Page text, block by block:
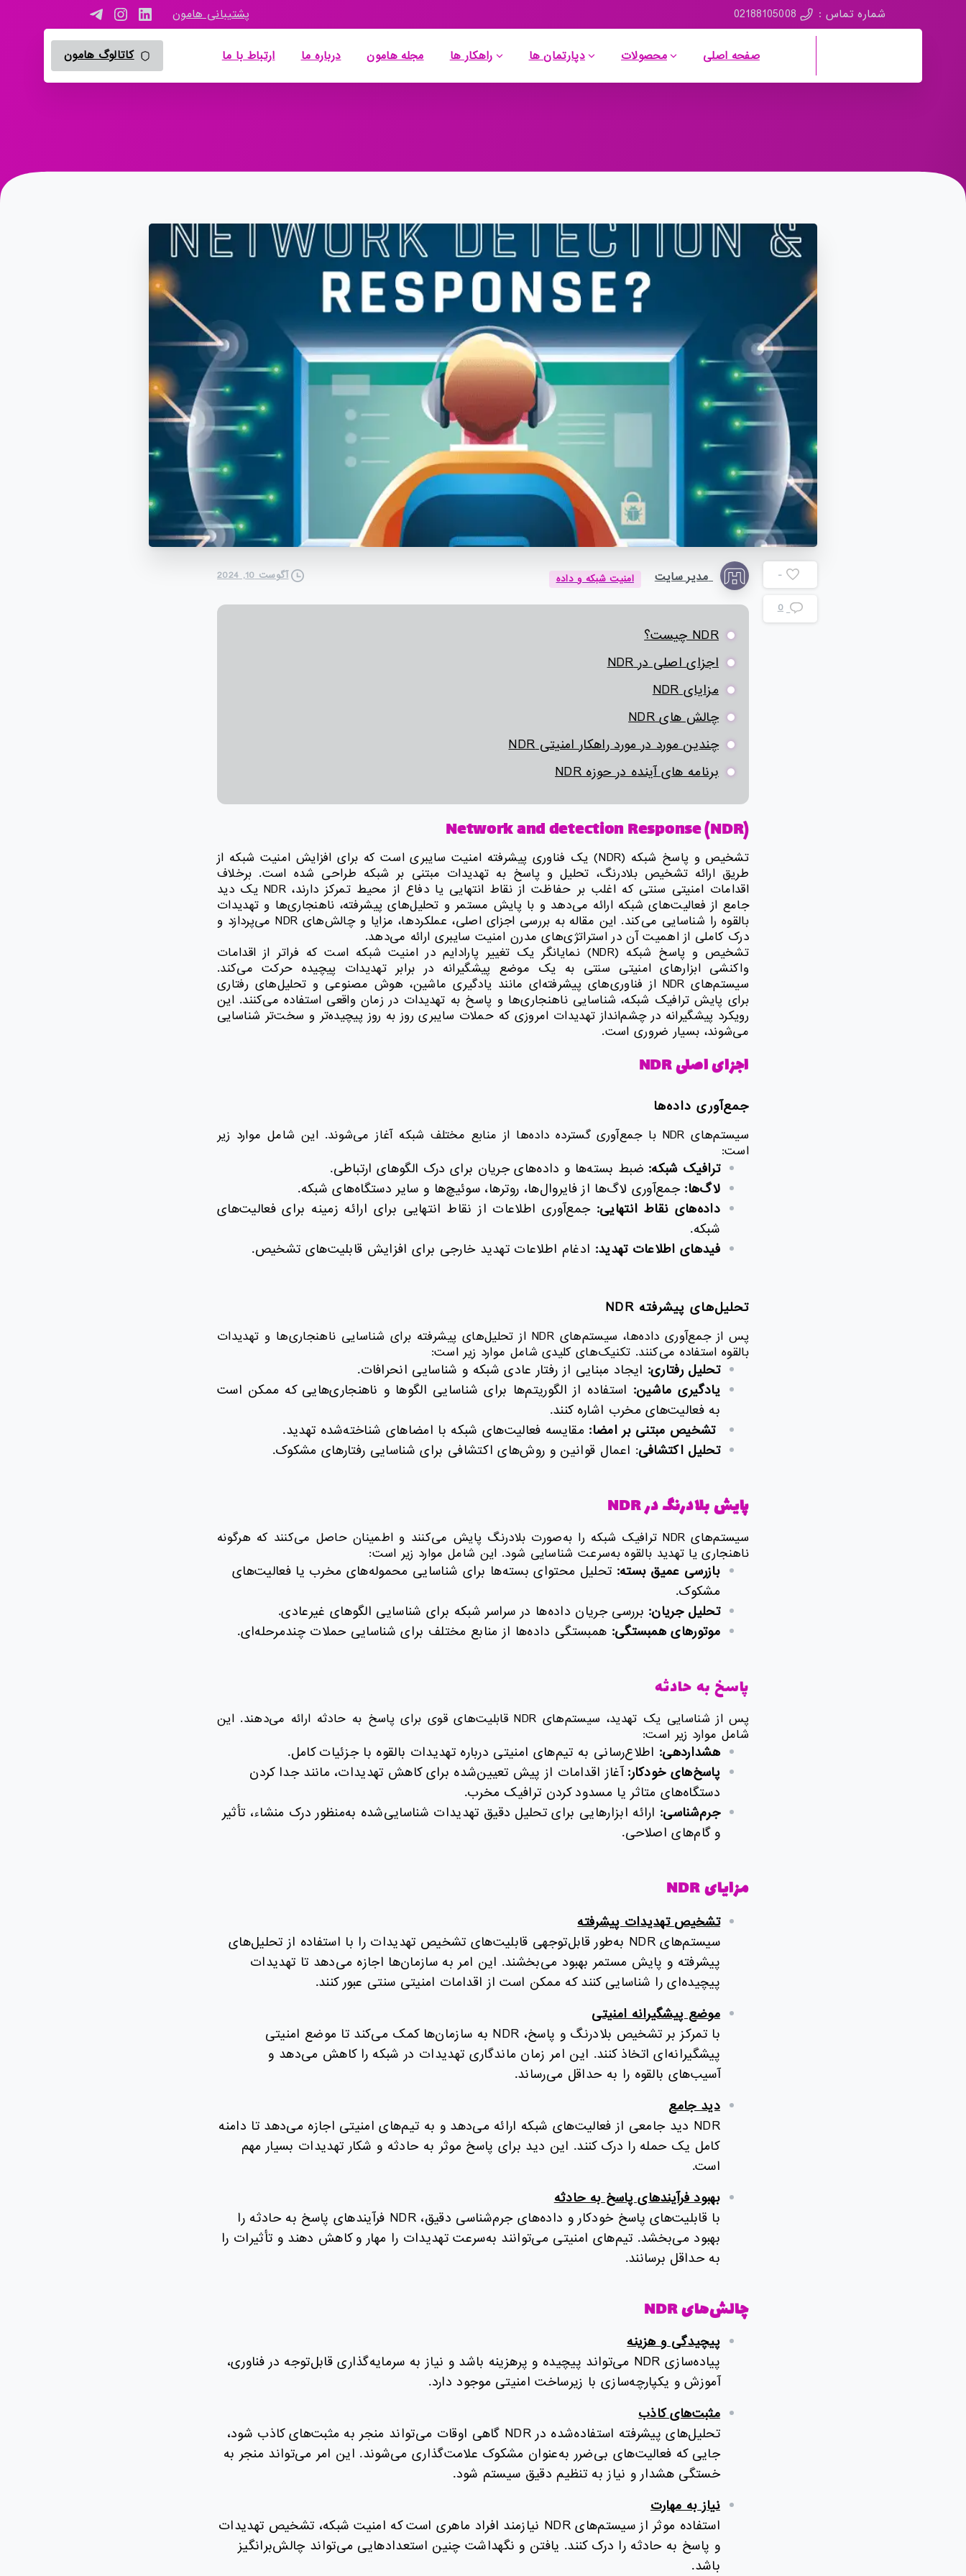
شماره تماس : 02188105008 پشتیبانی هامون
صفحه اصلی محصولات دپارتمان ها راهکار ها مجله هامون درباره ما ارتباط با ما کاتالوگ هامون
-
0
مدیر سایت امنیت شبکه و داده آگوست 10, 2024
NDR چیست؟
اجزای اصلی در NDR
مزایای NDR
چالش های NDR
چندین مورد در مورد راهکار امنیتی NDR
برنامه های آینده در حوزه NDR
Network and detection Response (NDR)
تشخیص و پاسخ شبکه (NDR) یک فناوری پیشرفته امنیت سایبری است که برای افزایش امنیت شبکه از
طریق ارائه تشخیص بلادرنگ، تحلیل و پاسخ به تهدیدات مبتنی بر شبکه طراحی شده است. برخلاف
اقدامات امنیتی سنتی که اغلب بر حفاظت از نقاط انتهایی یا دفاع از محیط تمرکز دارند، NDR یک دید
جامع از فعالیت‌های شبکه ارائه می‌دهد و با پایش مستمر و تحلیل‌های پیشرفته، ناهنجاری‌ها و تهدیدات
بالقوه را شناسایی می‌کند. این مقاله به بررسی اجزای اصلی، عملکردها، مزایا و چالش‌های NDR می‌پردازد و
درک کاملی از اهمیت آن در استراتژی‌های مدرن امنیت سایبری ارائه می‌دهد.
تشخیص و پاسخ شبکه (NDR) نمایانگر یک تغییر پارادایم در امنیت شبکه است که فراتر از اقدامات
واکنشی ابزارهای امنیتی سنتی به یک موضع پیشگیرانه در برابر تهدیدات پیچیده حرکت می‌کند.
سیستم‌های NDR از فناوری‌های پیشرفته‌ای مانند یادگیری ماشین، هوش مصنوعی و تحلیل‌های رفتاری
برای پایش ترافیک شبکه، شناسایی ناهنجاری‌ها و پاسخ به تهدیدات در زمان واقعی استفاده می‌کنند. این
رویکرد پیشگیرانه در چشم‌انداز تهدیدات امروزی که حملات سایبری روز به روز پیچیده‌تر و سخت‌تر شناسایی
می‌شوند، بسیار ضروری است.
اجزای اصلیNDR
جمع‌آوری داده‌ها
سیستم‌های NDR با جمع‌آوری گسترده داده‌ها از منابع مختلف شبکه آغاز می‌شوند. این شامل موارد زیر
است:
ترافیک شبکه: ضبط بسته‌ها و داده‌های جریان برای درک الگوهای ارتباطی.
لاگ‌ها: جمع‌آوری لاگ‌ها از فایروال‌ها، روترها، سوئیچ‌ها و سایر دستگاه‌های شبکه.
داده‌های نقاط انتهایی: جمع‌آوری اطلاعات از نقاط انتهایی برای ارائه زمینه برای فعالیت‌های
شبکه.
فیدهای اطلاعات تهدید: ادغام اطلاعات تهدید خارجی برای افزایش قابلیت‌های تشخیص.
تحلیل‌های پیشرفته NDR
پس از جمع‌آوری داده‌ها، سیستم‌های NDR از تحلیل‌های پیشرفته برای شناسایی ناهنجاری‌ها و تهدیدات
بالقوه استفاده می‌کنند. تکنیک‌های کلیدی شامل موارد زیر است:
تحلیل رفتاری: ایجاد مبنایی از رفتار عادی شبکه و شناسایی انحرافات.
یادگیری ماشین: استفاده از الگوریتم‌ها برای شناسایی الگوها و ناهنجاری‌هایی که ممکن است
به فعالیت‌های مخرب اشاره کنند.
تشخیص مبتنی بر امضا: مقایسه فعالیت‌های شبکه با امضاهای شناخته‌شده تهدید.
تحلیل اکتشافی: اعمال قوانین و روش‌های اکتشافی برای شناسایی رفتارهای مشکوک.
پایش بلادرنگ در NDR
سیستم‌های NDR ترافیک شبکه را به‌صورت بلادرنگ پایش می‌کنند و اطمینان حاصل می‌کنند که هرگونه
ناهنجاری یا تهدید بالقوه به‌سرعت شناسایی شود. این شامل موارد زیر است:
بازرسی عمیق بسته: تحلیل محتوای بسته‌ها برای شناسایی محموله‌های مخرب یا فعالیت‌های
مشکوک.
تحلیل جریان: بررسی جریان داده‌ها در سراسر شبکه برای شناسایی الگوهای غیرعادی.
موتورهای همبستگی: همبستگی داده‌ها از منابع مختلف برای شناسایی حملات چندمرحله‌ای.
پاسخ به حادثه
پس از شناسایی یک تهدید، سیستم‌های NDR قابلیت‌های قوی برای پاسخ به حادثه ارائه می‌دهند. این
شامل موارد زیر است:
هشداردهی: اطلاع‌رسانی به تیم‌های امنیتی درباره تهدیدات بالقوه با جزئیات کامل.
پاسخ‌های خودکار: آغاز اقدامات از پیش تعیین‌شده برای کاهش تهدیدات، مانند جدا کردن
دستگاه‌های متاثر یا مسدود کردن ترافیک مخرب.
جرم‌شناسی: ارائه ابزارهایی برای تحلیل دقیق تهدیدات شناسایی‌شده به‌منظور درک منشاء، تأثیر
و گام‌های اصلاحی.
مزایای
تشخیص تهدیدات پیشرفته
سیستم‌های NDR به‌طور قابل‌توجهی قابلیت‌های تشخیص تهدیدات را با استفاده از تحلیل‌های
پیشرفته و پایش مستمر بهبود می‌بخشند. این امر به سازمان‌ها اجازه می‌دهد تا تهدیدات
پیچیده‌ای را شناسایی کنند که ممکن است از اقدامات امنیتی سنتی عبور کنند.
موضع پیشگیرانه امنیتی
با تمرکز بر تشخیص بلادرنگ و پاسخ، NDR به سازمان‌ها کمک می‌کند تا موضع امنیتی
پیشگیرانه‌ای اتخاذ کنند. این امر زمان ماندگاری تهدیدات در شبکه را کاهش می‌دهد و
آسیب‌های بالقوه را به حداقل می‌رساند.
دید جامع
NDR دید جامعی از فعالیت‌های شبکه ارائه می‌دهد و به تیم‌های امنیتی اجازه می‌دهد تا دامنه
کامل یک حمله را درک کنند. این دید برای پاسخ موثر به حادثه و شکار تهدیدات بسیار مهم
است.
بهبود فرآیندهای پاسخ به حادثه
با قابلیت‌های پاسخ خودکار و داده‌های جرم‌شناسی دقیق، NDR فرآیندهای پاسخ به حادثه را
بهبود می‌بخشد. تیم‌های امنیتی می‌توانند به‌سرعت تهدیدات را مهار و کاهش دهند و تأثیرات را
به حداقل برسانند.
چالش‌هایNDR
پیچیدگی و هزینه
پیاده‌سازی NDR می‌تواند پیچیده و پرهزینه باشد و نیاز به سرمایه‌گذاری قابل‌توجه در فناوری،
آموزش و یکپارچه‌سازی با زیرساخت امنیتی موجود دارد.
مثبت‌های کاذب
تحلیل‌های پیشرفته استفاده‌شده در NDR گاهی اوقات می‌تواند منجر به مثبت‌های کاذب شود،
جایی که فعالیت‌های بی‌ضرر به‌عنوان مشکوک علامت‌گذاری می‌شوند. این امر می‌تواند منجر به
خستگی هشدار و نیاز به تنظیم دقیق سیستم شود.
نیاز به مهارت
استفاده موثر از سیستم‌های NDR نیازمند افراد ماهری است که امنیت شبکه، تشخیص تهدیدات
و پاسخ به حادثه را درک کنند. یافتن و نگهداشت چنین استعدادهایی می‌تواند چالش‌برانگیز
باشد.